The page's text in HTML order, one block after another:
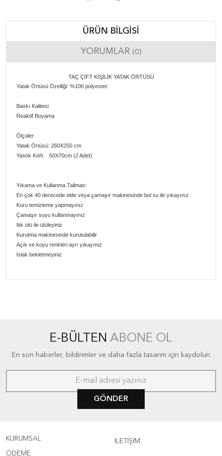
ÜRÜN BILGISI
YORUMLAR (0)
TAÇ ÇİFT KİŞİLİK YATAK ÖRTÜSÜ
Yatak Örtüsü Özelliği: %100 polyester.
Baskı Kalitesi
Reaktif Boyama
Ölçüler:
Yatak Örtüsü: 260X250 cm
Yastık Kılıfı: 50X70cm (2 Adet)
Yıkama ve Kullanma Talimatı:
En çok 40 derecede elde veya çamaşır makinesinde bol su ile yıkayınız
Kuru temizleme yapmayınız
Çamaşır suyu kullanmayınız
Ilık ütü ile ütüleyiniz
Kurutma makinesinde kurutulabilir
Açık ve koyu renkleri ayrı yıkayınız
Islak bekletmeyiniz
E-BÜLTEN ABONE OL
En son haberler, bildirimler ve daha fazla tasarım için kaydolun
GÖNDER
KURUMSAL
ÖDEME
İLETİŞİM